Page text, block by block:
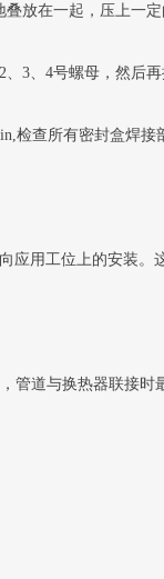
放在一起，压上一定
3、4号螺母，然后再
检查所有密封盒焊接
用工位上的安装。
管道与换热器联接时